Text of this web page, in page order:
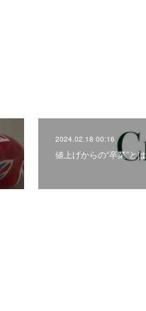
2024.02.18 00:16
値上げからの“卒業”と